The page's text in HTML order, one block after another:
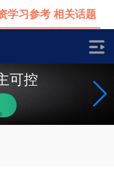
可控
学习参考 相关话题